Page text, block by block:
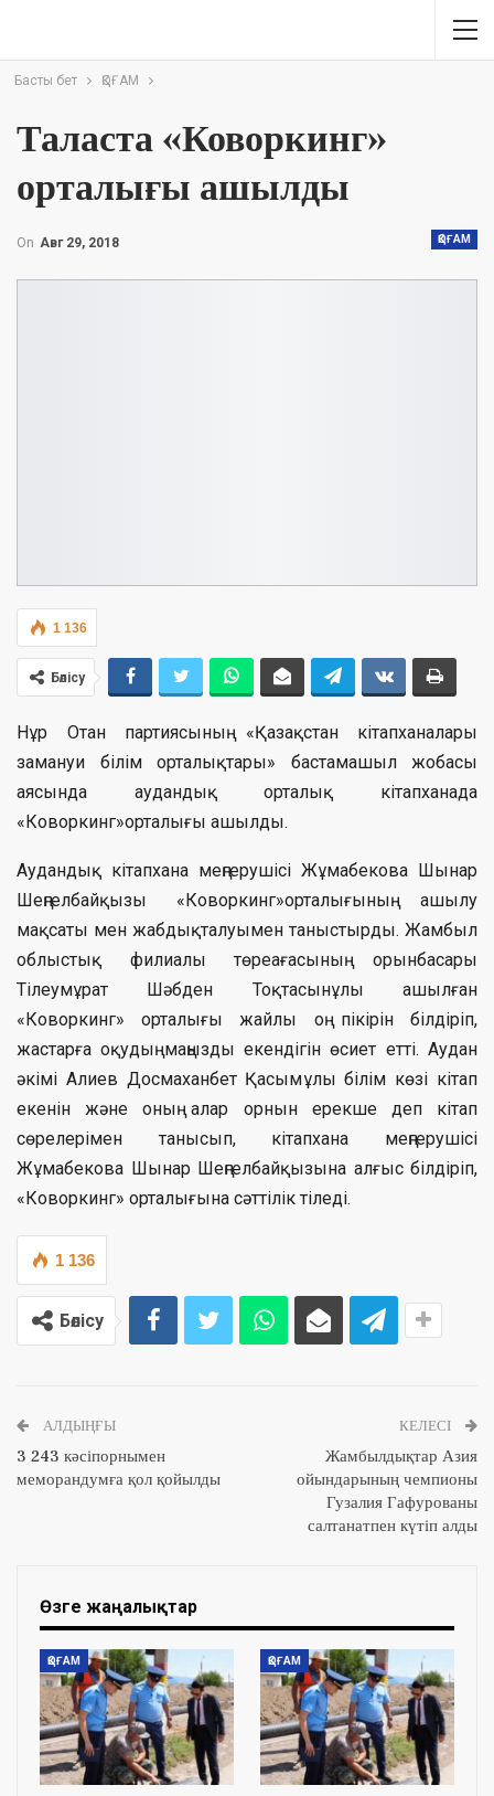
Басты бет ҚОҒАМ
Таласта «Коворкинг»
орталығы ашылды
ҚОҒАМ
On Авг 29, 2018
1 136
Бөлісу
Нұр Отан партиясының «Қазақстан кітапxаналары
замануи білім орталықтары» бастамашыл жобасы
аясында аудандық орталық кітапxанада
«Коворкинг»орталығы ашылды.
Аудандық кітапxана меңгерушісі Жұмабекова Шынар
Шеңгелбайқызы «Коворкинг»орталығының ашылу
мақсаты мен жабдықталуымен таныстырды. Жамбыл
облыстық филиалы төреағасының орынбасары
Тілеумұрат Шәбден Тоқтасынұлы ашылған
«Коворкинг» орталығы жайлы оң пікірін білдіріп,
жастарға оқудың маңызды екендігін өсиет етті. Аудан
әкімі Алиев Досмаxанбет Қасымұлы білім көзі кітап
екенін және оның алар орнын ерекше деп кітап
сөрелерімен танысып, кітапxана меңгерушісі
Жұмабекова Шынар Шеңгелбайқызына алғыс білдіріп,
«Коворкинг» орталығына сәттілік тіледі.
1 136
Бөлісу
АЛДЫҢҒЫ
3 243 кәсіпорнымен
меморандумға қол қойылды
КЕЛЕСІ
Жамбылдықтар Азия
ойындарының чемпионы
Гузалия Гафурованы
салтанатпен күтіп алды
Өзге жаңалықтар
ҚОҒАМ ҚОҒАМ